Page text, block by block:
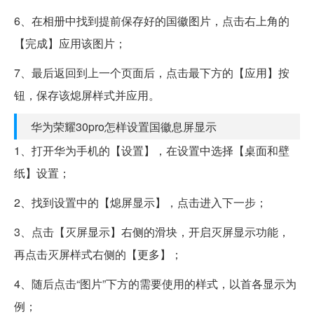
6、在相册中找到提前保存好的国徽图片，点击右上角的
【完成】应用该图片；
7、最后返回到上一个页面后，点击最下方的【应用】按
钮，保存该熄屏样式并应用。
华为荣耀30pro怎样设置国徽息屏显示
1、打开华为手机的【设置】，在设置中选择【桌面和壁
纸】设置；
2、找到设置中的【熄屏显示】，点击进入下一步；
3、点击【灭屏显示】右侧的滑块，开启灭屏显示功能，
再点击灭屏样式右侧的【更多】；
4、随后点击“图片”下方的需要使用的样式，以首各显示为
例；